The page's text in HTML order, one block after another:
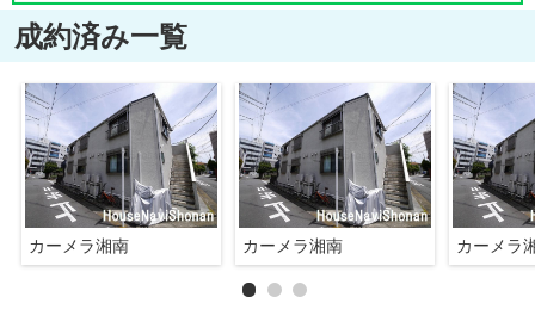
成約済み一覧
カーメラ湘南 カーメラ湘南 カーメラ